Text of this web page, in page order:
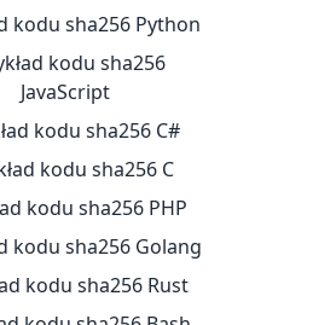
kodu sha256 Python
kodu sha256
JavaScript
kodu sha256 C#
kodu sha256 C
kodu sha256 PHP
kodu sha256 Golang
kodu sha256 Rust